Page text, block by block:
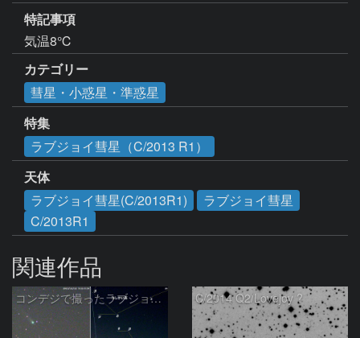
特記事項
気温8℃
カテゴリー
彗星・小惑星・準惑星
特集
ラブジョイ彗星（C/2013 R1）
天体
ラブジョイ彗星(C/2013R1)
ラブジョイ彗星
C/2013R1
関連作品
コンデジで撮ったラブジョイ彗星（3） C/2014 Q2/Lovejoy ?